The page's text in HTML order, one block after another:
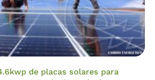
de placas solares para